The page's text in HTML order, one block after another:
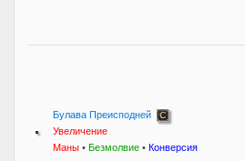
Булава Преисподней
Увеличение
Маны • Безмолвие • Конверсия